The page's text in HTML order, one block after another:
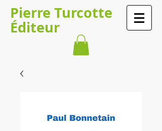
Pierre Turcotte
Éditeur